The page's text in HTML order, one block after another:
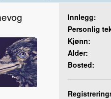
Innlegg:
Personlig
Kjønn:
Alder:
Bosted: